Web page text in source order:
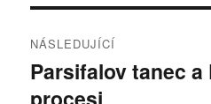
NÁSLEDUJÍCÍ
Následující
příspěvek:
Parsifalov tanec